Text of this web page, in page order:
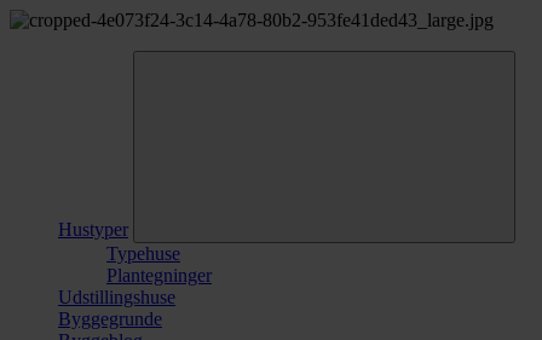
Hustyper
Typehuse
Plantegninger
Udstillingshuse
Byggegrunde